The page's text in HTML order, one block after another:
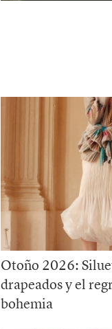
Otoño 2026:
drapeados y el
bohemia